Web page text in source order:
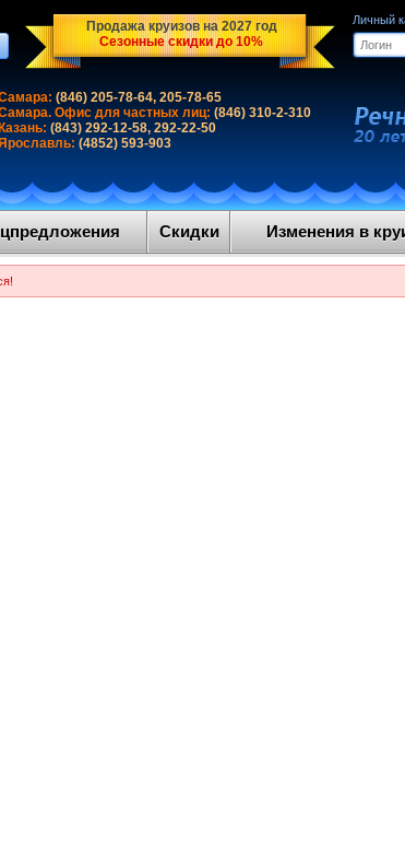
Продажа круизов на 2027 год
Сезонные скидки до 10%
Личный
(846) 205-78-64, 205-78-65
Офис для частных лиц: (846) 310-2-310
Казань: (843) 292-12-58, 292-22-50
(4852) 593-903
Скидки Изменения в